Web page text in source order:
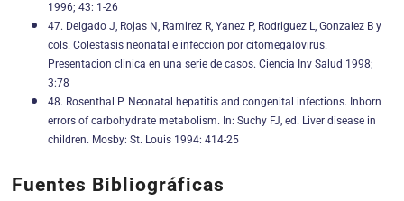
1996; 43: 1-26
47. Delgado J, Rojas N, Ramirez R, Yanez P, Rodriguez L, Gonzalez B y
cols. Colestasis neonatal e infeccion por citomegalovirus.
Presentacion clinica en una serie de casos. Ciencia Inv Salud 1998;
3:78
48. Rosenthal P. Neonatal hepatitis and congenital infections. Inborn
errors of carbohydrate metabolism. In: Suchy FJ, ed. Liver disease in
children. Mosby: St. Louis 1994: 414-25
Fuentes Bibliográficas